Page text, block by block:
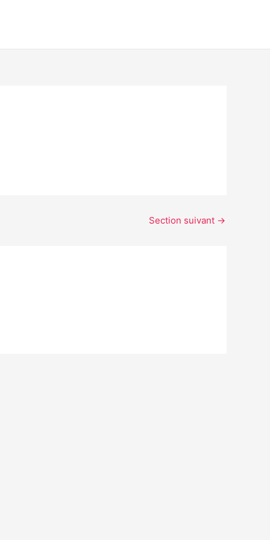
Section suivant →